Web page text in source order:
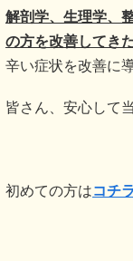
解剖学、生理学、
の方を改善してき
辛い症状を改善に
皆さん、安心して
初めての方はコチラ